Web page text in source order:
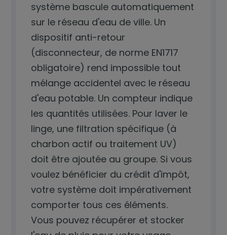
système bascule automatiquement
sur le réseau d'eau de ville. Un
dispositif anti-retour
(disconnecteur, de norme EN1717
obligatoire) rend impossible tout
mélange accidentel avec le réseau
d'eau potable. Un compteur indique
les quantités utilisées. Pour laver le
linge, une filtration spécifique (à
charbon actif ou traitement UV)
doit être ajoutée au groupe. Si vous
voulez bénéficier du crédit d'impôt,
votre système doit impérativement
comporter tous ces éléments.
Vous pouvez récupérer et stocker